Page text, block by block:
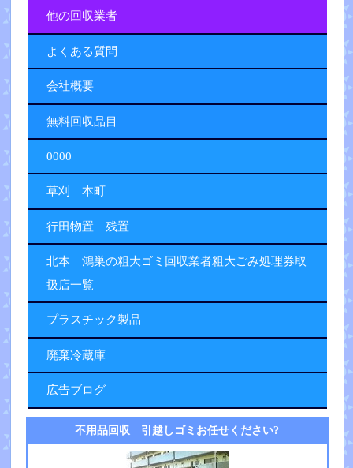
他の回収業者
よくある質問
会社概要
無料回収品目
0000
草刈 本町
行田物置 残置
北本 鴻巣の粗大ゴミ回収業者粗大ごみ処理券取
扱店一覧
プラスチック製品
廃棄冷蔵庫
広告ブログ
不用品回収 引越しゴミお任せください?